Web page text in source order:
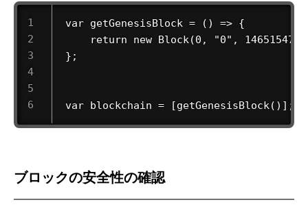
var getGenesisBlock = () => {
return new Block(0, "0",
};
var blockchain = [getGenesisBlock()];
ブロックの安全性の確認